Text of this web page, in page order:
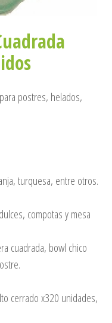
postres, helados,
turquesa, entre otros.
compotas y mesa
cuadrada, bowl chico
cerrado x320 unidades,